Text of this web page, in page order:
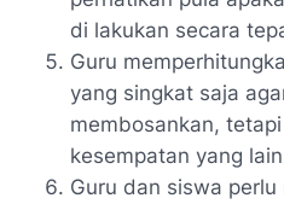
di lakukan secara
Guru
yang singkat saja
membosankan,
kesempatan yang
Guru dan siswa